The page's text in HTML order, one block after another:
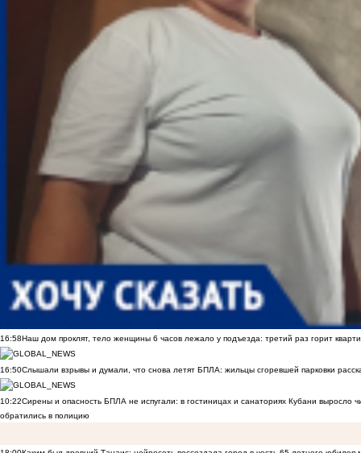
16:58Наш дом проклят, тело женщины 6 часов лежало у подъезда: третий раз горит
16:50Слышали взрывы и думали, что снова летят БПЛА: жильцы сгоревшей парковки
10:22Сирены и опасность БПЛА не испугали: в гостиницах и санаториях Кубани выросло
обратились в полицию